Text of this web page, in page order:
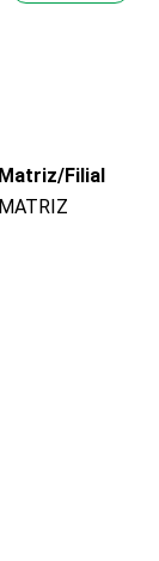
Matriz/Filial
MATRIZ